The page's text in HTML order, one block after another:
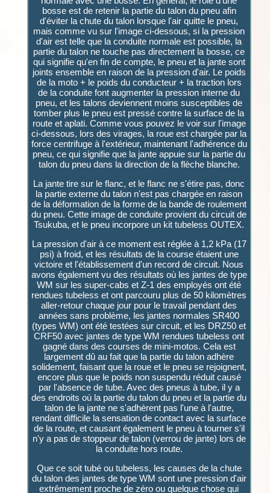
bosse est de retenir la partie du talon du pneu afin
d'éviter la chute du talon lorsque l'air quitte le pneu,
mais comme vu sur l'image ci-dessous, si la pression
d'air est telle que la conduite normale est possible, la
partie du talon ne touche pas directement la bosse, ce
qui signifie qu'en fin de compte, le pneu et la jante sont
joints ensemble en raison de la pression d'air. Le poids
de la moto + le poids du conducteur + la traction lors
de la conduite font augmenter la pression interne du
pneu, et les talons deviennent moins susceptibles de
tomber plus le pneu est pressé contre la surface de la
route et aplati. Comme vous pouvez le voir sur l'image
ci-dessous, lors des virages, la roue est chargée par la
force centrifuge à l'extérieur, maintenant l'adhérence du
pneu, ce qui signifie que la jante appuie sur la partie du
talon du pneu dans la direction de la flèche blanche.
La jante tire sur le flanc, et le flanc ne s'étire pas, donc
la partie externe du talon n'est pas chargée en raison
de la déformation de la forme de la bande de roulement
du pneu. Cette image de conduite provient du circuit de
Tsukuba, et le pneu incorpore un kit tubeless OUTEX.
La pression d'air à ce moment est réglée à 1,2 kPa (17
psi) à froid, et les résultats de la course étaient une
victoire et l'établissement d'un record de circuit. Nous
avons également vu des résultats où les jantes de type
WM sur les super-cabs et Z-1 des employés ont été
rendues tubeless et ont parcouru plus de 50 kilomètres
aller-retour chaque jour pour le travail pendant des
années sans problème, les jantes normales SR400
(types WM) ont été testées sur circuit, et les DRZ50 et
CRF50 avec jantes de type WM rendues tubeless ont
gagné dans des courses de mini-motos. Cela est
largement dû au fait que la partie du talon adhère
solidement, faisant que la roue et le pneu se rejoignent,
encore plus que le poids non suspendu réduit causé
par l'absence de tube. Avec des pneus à tube, il y a
des endroits où la partie du talon du pneu et la partie du
talon de la jante ne s'adhèrent pas l'une à l'autre,
rendant difficile la sensation de contact avec la surface
de la route, et causant également le pneu à tourner s'il
n'y a pas de stoppeur de talon (verrou de jante) lors de
la conduite hors route.
Que ce soit tubé ou tubeless, les causes de la chute
du talon des jantes de type WM sont une pression d'air
extrêmement proche de zéro ou quelque chose qui